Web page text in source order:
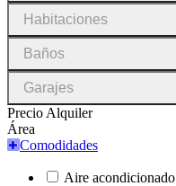
Habitaciones
Habitaciones
Baños
Baños
Garajes
Garajes
Precio Alquiler
Área
Comodidades
Aire acondicionado